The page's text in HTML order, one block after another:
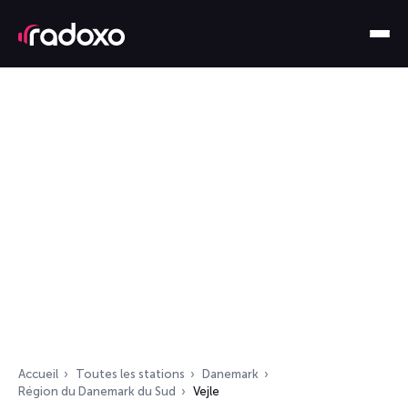
Accueil Toutes les stations
Danemark
Région du Danemark du Sud
Vejle